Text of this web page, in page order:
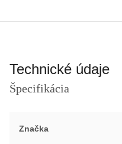
Technické údaje
Špecifikácia
Značka